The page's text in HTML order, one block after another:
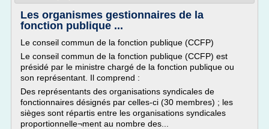
Les organismes gestionnaires de la
fonction publique ...
Le conseil commun de la fonction publique (CCFP)
Le conseil commun de la fonction publique (CCFP) est
présidé par le ministre chargé de la fonction publique ou
son représentant. Il comprend :
Des représentants des organisations syndicales de
fonctionnaires désignés par celles-ci (30 membres) ; les
sièges sont répartis entre les organisations syndicales
proportionnelle¬ment au nombre des...